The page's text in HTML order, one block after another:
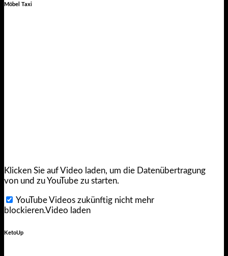
Möbel Taxi
Klicken Sie auf Video laden, um die Datenübertragung
von und zu YouTube zu starten.
YouTube Videos zukünftig nicht mehr
blockieren.Video laden
KetoUp